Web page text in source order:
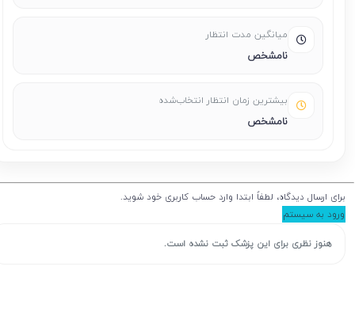
میانگین مدت انتظار
نامشخص
بیشترین زمان انتظار انتخاب‌شده
نامشخص
برای ارسال دیدگاه، لطفاً ابتدا وارد حساب کاربری خود شوید.
ورود به سیستم
هنوز نظری برای این پزشک ثبت نشده است.